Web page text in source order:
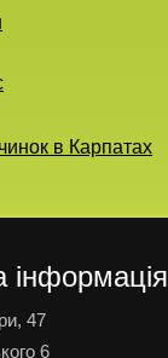
в Карпатах
інформація
47
6